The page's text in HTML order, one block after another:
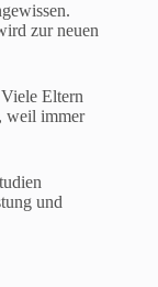
zur neuen
Eltern
weil immer
und